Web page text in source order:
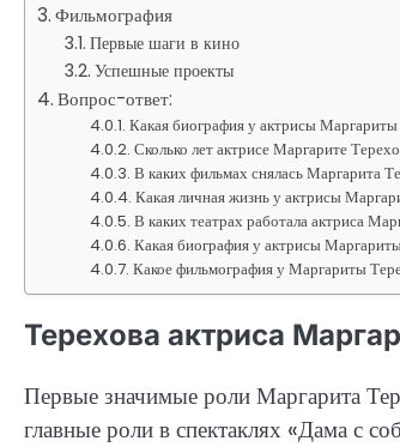
Фильмография
Первые шаги в кино
Успешные проекты
Вопрос-ответ:
Какая биография у актрисы
Сколько лет актрисе Маргарите
В каких фильмах снялась Маргарита
Какая личная жизнь у актрисы
В каких театрах работала актриса
Какая биография у актрисы
Какое фильмография у Маргариты
Терехова актриса
Первые значимые роли Маргарита
главные роли в спектаклях «Дама с